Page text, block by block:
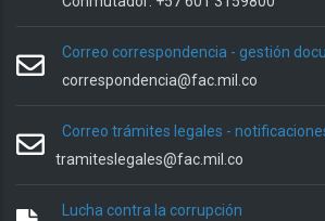
Correo correspondencia - gestión
correspondencia@fac.mil.co
Correo trámites legales -
tramiteslegales@fac.mil.co
Lucha contra la corrupción